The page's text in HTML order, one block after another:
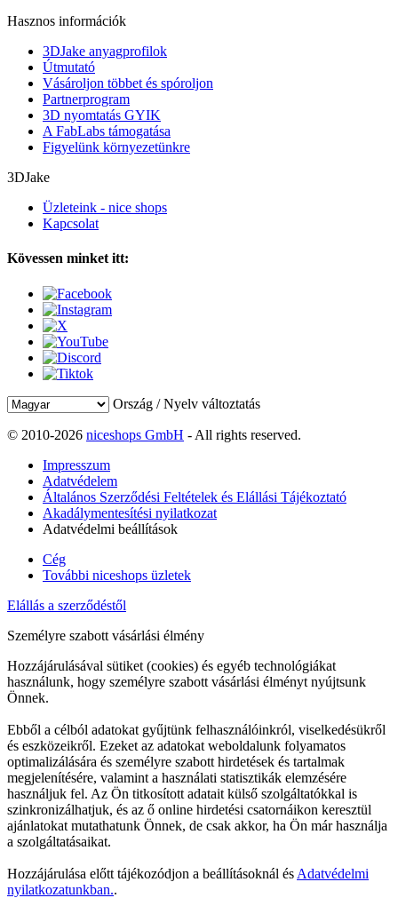
Hasznos információk
3DJake anyagprofilok
Útmutató
Vásároljon többet és spóroljon
Partnerprogram
3D nyomtatás GYIK
A FabLabs támogatása
Figyelünk környezetünkre
3DJake
Üzleteink - nice shops
Kapcsolat
Kövessen minket itt:
Ország / Nyelv változtatás
© 2010-2026 niceshops GmbH - All rights reserved.
Impresszum
Adatvédelem
Általános Szerződési Feltételek és Elállási Tájékoztató
Akadálymentesítési nyilatkozat
Adatvédelmi beállítások
Cég
További niceshops üzletek
Elállás a szerződéstől
Személyre szabott vásárlási élmény
Hozzájárulásával sütiket (cookies) és egyéb technológiákat
használunk, hogy személyre szabott vásárlási élményt nyújtsunk
Önnek.
Ebből a célból adatokat gyűjtünk felhasználóinkról, viselkedésükről
és eszközeikről. Ezeket az adatokat weboldalunk folyamatos
optimalizálására és személyre szabott hirdetések és tartalmak
megjelenítésére, valamint a használati statisztikák elemzésére
használjuk fel. Az Ön titkosított adatait külső szolgáltatókkal is
szinkronizálhatjuk, és az ő online hirdetési csatornáikon keresztül
ajánlatokat mutathatunk Önnek, de csak akkor, ha Ön már használja
a szolgáltatásaikat.
Hozzájárulása előtt tájékozódjon a beállításoknál és Adatvédelmi
nyilatkozatunkban..